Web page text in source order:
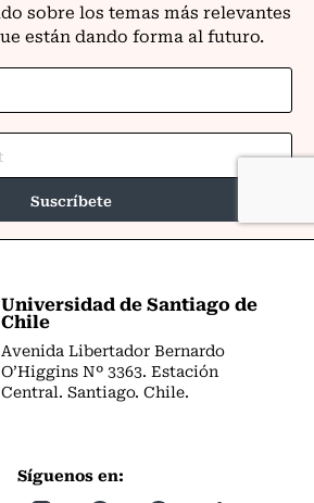
Universidad de Santiago de
Chile
Avenida Libertador Bernardo
O’Higgins Nº 3363. Estación
Central. Santiago. Chile.
Síguenos en: